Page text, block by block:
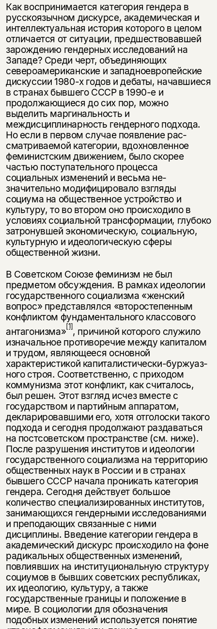
Как воспринимается категория гендера в
русскоязычном дискурсе, акаде­мическая и
интеллектуальная история которого в целом
отличается от ситуа­ции, предшествовавшей
зарождению гендерных исследований на
Западе? Среди черт, объединяющих
североамериканские и западноевропейские
дис­куссии 1980-х годов и дебаты, начавшиеся
в странах бывшего СССР в 1990-е и
продолжающиеся до сих пор, можно
выделить маргинальность и
междисциплинарность гендерного подхода.
Но если в первом случае появление рас­
сматриваемой категории, вдохновленное
феминистским движением, было скорее
частью поступательного процесса
социальных изменений и весьма не­
значительно модифицировало взгляды
социума на общественное устройство и
культуру, то во втором оно происходило в
условиях социальной трансфор­мации, глубоко
затронувшей экономическую, социальную,
культурную и идеологическую сферы
общественной жизни.
В Советском Союзе феминизм не был
предметом обсуждения. В рамках идеологии
государственного социализма «женский
вопрос» представлялся «второстепенным
конфликтом фундаментального классового
антагонизма»[1], причиной которого служило
изначальное противоречие между капиталом
и трудом, являющееся основной
характеристикой капиталистически-буржуаз­
ного строя. Соответственно, с приходом
коммунизма этот конфликт, как счи­талось,
был решен. Этот взгляд исчез вместе с
государством и партийным ап­паратом,
декларировавшими его, хотя отголоски такого
подхода и сегодня продолжают раздаваться
на постсоветском пространстве (см. ниже).
После разрушения институтов и идеологии
государственного социализма на тер­риторию
общественных наук в России и в странах
бывшего СССР начала проникать категория
гендера. Сегодня действует большое
количество специа­лизированных институтов,
занимающихся гендерными исследованиями
и преподающих связанные с ними
дисциплины. Введение категории гендера в
академический дискурс происходило на фоне
радикальных общественных изменений,
повлиявших на институциональную структуру
социумов в быв­ших советских республиках,
их идеологию, культуру, а также
государственные границы и положение в
мире. В социологии для обозначения
подобных изме­нений используется понятие